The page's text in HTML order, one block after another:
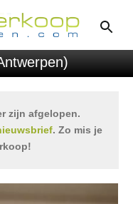
zijn afgelopen.
. Zo mis je